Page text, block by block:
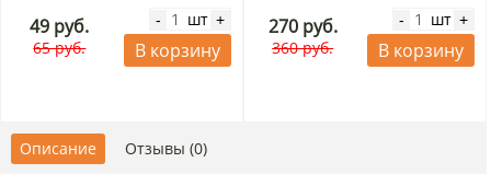
49 руб.
65 руб.
- шт +
В корзину
270 руб.
360 руб.
- шт +
В корзину
Описание Отзывы (0)